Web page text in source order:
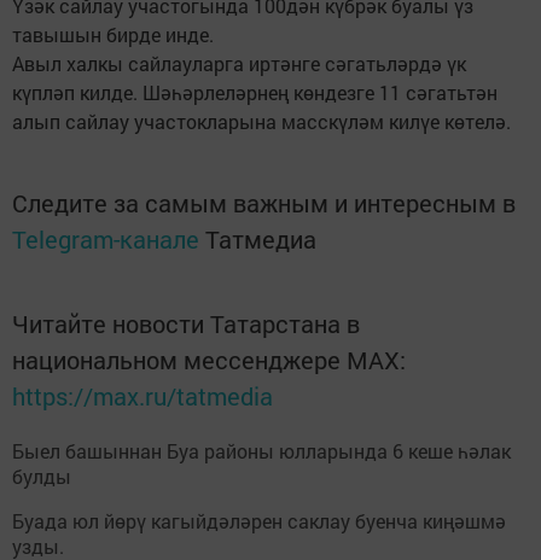
Үзәк сайлау участогында 100дән күбрәк буалы үз
тавышын бирде инде.
Авыл халкы сайлауларга иртәнге сәгатьләрдә үк
күпләп килде. Шәһәрлеләрнең көндезге 11 сәгатьтән
алып сайлау участокларына масскүләм килүе көтелә.
Следите за самым важным и интересным в
Telegram-канале Татмедиа
Читайте новости Татарстана в
национальном мессенджере MАХ:
https://max.ru/tatmedia
Быел башыннан Буа районы юлларында 6 кеше һәлак
булды
Буада юл йөрү кагыйдәләрен саклау буенча киңәшмә
узды.